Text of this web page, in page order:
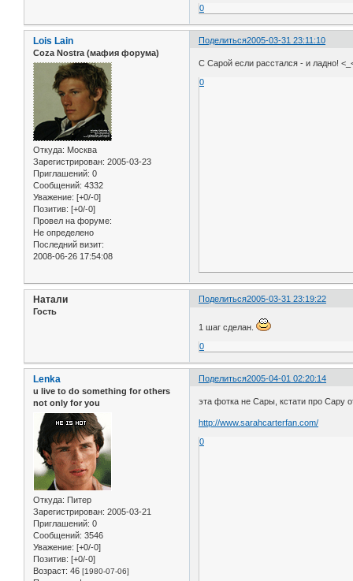
0
Поделиться2005-03-31 23:11:10
Lois Lain
Coza Nostra (мафия форума)
Откуда: Москва
Зарегистрирован: 2005-03-23
Приглашений: 0
Сообщений: 4332
Уважение: [+0/-0]
Позитив: [+0/-0]
Провел на форуме:
Не определено
Последний визит:
2008-06-26 17:54:08
С Сарой если расстался - и ладно!
0
Поделиться2005-03-31 23:19:22
Натали
Гость
1 шаг сделан.
0
Поделиться2005-04-01 02:20:14
Lenka
u live to do something for others
not only for you
Откуда: Питер
Зарегистрирован: 2005-03-21
Приглашений: 0
Сообщений: 3546
Уважение: [+0/-0]
Позитив: [+0/-0]
Возраст: 46 [1980-07-06]
эта фотка не Сары, кстати про Сару
http://www.sarahcarterfan.com/
0